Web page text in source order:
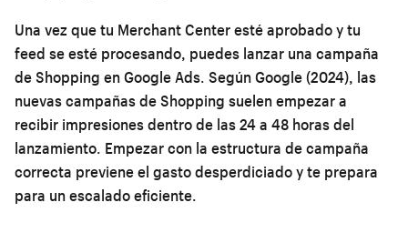
Una vez que tu Merchant Center esté aprobado y tu
feed se esté procesando, puedes lanzar una campaña
de Shopping en Google Ads. Según Google (2024), las
nuevas campañas de Shopping suelen empezar a
recibir impresiones dentro de las 24 a 48 horas del
lanzamiento. Empezar con la estructura de campaña
correcta previene el gasto desperdiciado y te prepara
para un escalado eficiente.